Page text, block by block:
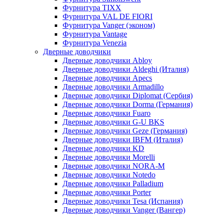
Фурнитура TIXX
Фурнитура VAL DE FIORI
Фурнитура Vanger (эконом)
Фурнитура Vantage
Фурнитура Venezia
Дверные доводчики
Дверные доводчики Abloy
Дверные доводчики Aldeghi (Италия)
Дверные доводчики Apecs
Дверные доводчики Armadillo
Дверные доводчики Diplomat (Сербия)
Дверные доводчики Dorma (Германия)
Дверные доводчики Fuaro
Дверные доводчики G-U BKS
Дверные доводчики Geze (Германия)
Дверные доводчики IBFM (Италия)
Дверные доводчики KD
Дверные доводчики Morelli
Дверные доводчики NORA-M
Дверные доводчики Notedo
Дверные доводчики Palladium
Дверные доводчики Porter
Дверные доводчики Tesa (Испания)
Дверные доводчики Vanger (Вангер)